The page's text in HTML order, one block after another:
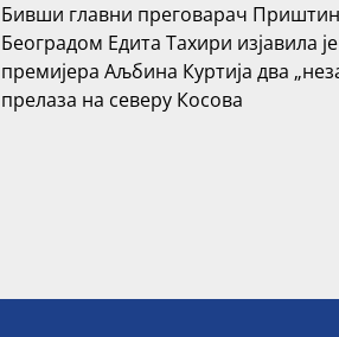
Бивши главни преговарач
Београдом Едита Тахири изјавила
премијера Аљбина Куртија два
прелаза на северу Косова